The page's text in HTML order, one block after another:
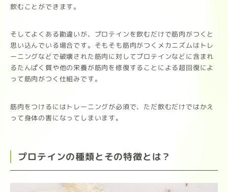
飲むことができます。
そしてよくある勘違いが、プロテインを飲むだけで筋肉がつくと
思い込んでいる場合です。そもそも筋肉がつくメカニズムはトレ
ーニングなどで破壊された筋肉に対してプロテインなどに含まれ
るたんぱく質や他の栄養が筋肉を修復することによる超回復によ
って筋肉がつく仕組みです。
筋肉をつけるにはトレーニングが必須で、ただ飲むだけではかえ
って身体の害になってしまいます。
プロテインの種類とその特徴とは？